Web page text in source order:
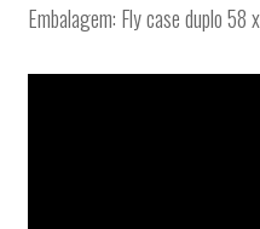
Embalagem: Fly case duplo